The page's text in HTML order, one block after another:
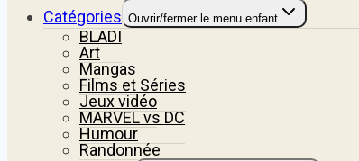
Catégories Ouvrir/fermer le menu enfant
BLADI
Art
Mangas
Films et Séries
Jeux vidéo
MARVEL vs DC
Humour
Randonnée